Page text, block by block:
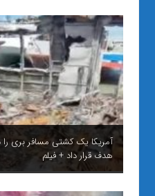
آمریکا یک کشتی مسافر بری را
هدف قرار داد + فیلم